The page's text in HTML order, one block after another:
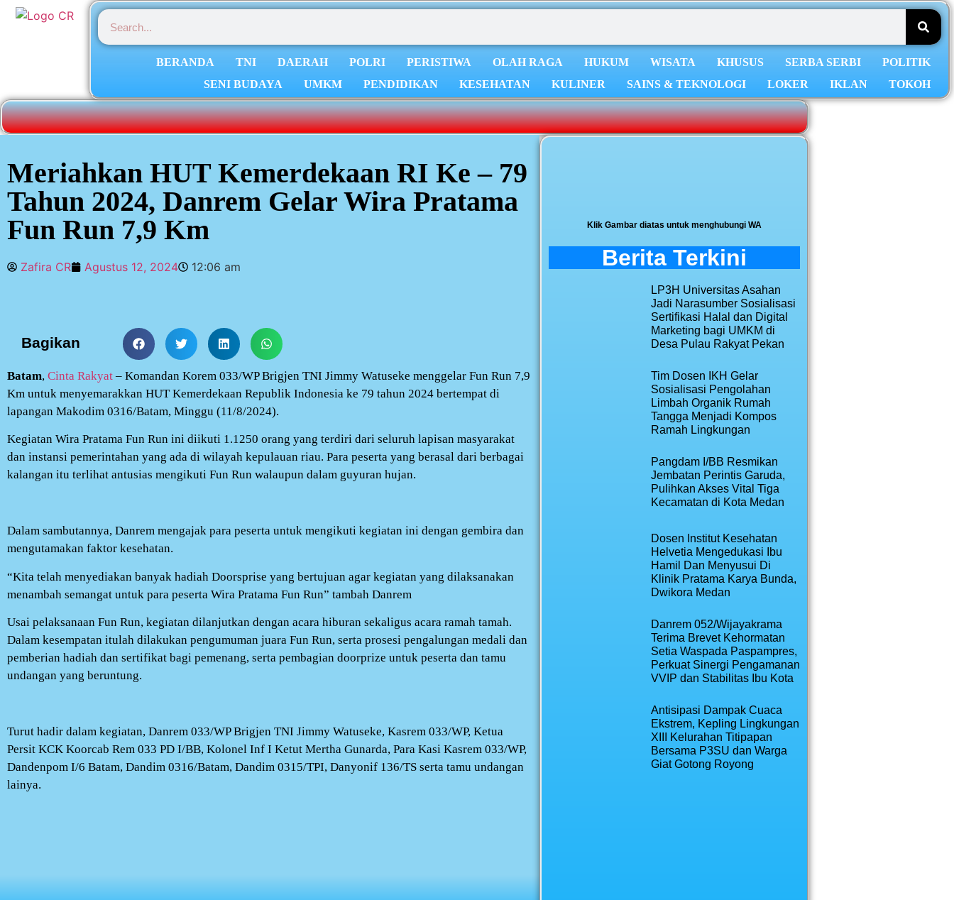
BERANDA TNI DAERAH POLRI PERISTIWA OLAH RAGA HUKUM WISATA KHUSUS SERBA SERBI
POLITIK
SENI BUDAYA
UMKM PENDIDIKAN KESEHATAN KULINER SAINS & TEKNOLOGI LOKER IKLAN TOKOH
Meriahkan HUT Kemerdekaan RI Ke – 79
Tahun 2024, Danrem Gelar Wira Pratama
Fun Run 7,9 Km
Zafira CR Agustus 12, 2024 12:06 am
Bagikan
Batam, Cinta Rakyat – Komandan Korem 033/WP Brigjen TNI Jimmy Watuseke menggelar Fun Run 7,9
Km untuk menyemarakkan HUT Kemerdekaan Republik Indonesia ke 79 tahun 2024 bertempat di
lapangan Makodim 0316/Batam, Minggu (11/8/2024).
Kegiatan Wira Pratama Fun Run ini diikuti 1.1250 orang yang terdiri dari seluruh lapisan masyarakat
dan instansi pemerintahan yang ada di wilayah kepulauan riau. Para peserta yang berasal dari berbagai
kalangan itu terlihat antusias mengikuti Fun Run walaupun dalam guyuran hujan.
Dalam sambutannya, Danrem mengajak para peserta untuk mengikuti kegiatan ini dengan gembira dan
mengutamakan faktor kesehatan.
“Kita telah menyediakan banyak hadiah Doorsprise yang bertujuan agar kegiatan yang dilaksanakan
menambah semangat untuk para peserta Wira Pratama Fun Run” tambah Danrem
Usai pelaksanaan Fun Run, kegiatan dilanjutkan dengan acara hiburan sekaligus acara ramah tamah.
Dalam kesempatan itulah dilakukan pengumuman juara Fun Run, serta prosesi pengalungan medali dan
pemberian hadiah dan sertifikat bagi pemenang, serta pembagian doorprize untuk peserta dan tamu
undangan yang beruntung.
Turut hadir dalam kegiatan, Danrem 033/WP Brigjen TNI Jimmy Watuseke, Kasrem 033/WP, Ketua
Persit KCK Koorcab Rem 033 PD I/BB, Kolonel Inf I Ketut Mertha Gunarda, Para Kasi Kasrem 033/WP,
Dandenpom I/6 Batam, Dandim 0316/Batam, Dandim 0315/TPI, Danyonif 136/TS serta tamu undangan
lainya.
Klik Gambar diatas untuk menghubungi WA
Berita Terkini
LP3H Universitas Asahan
Jadi Narasumber Sosialisasi
Sertifikasi Halal dan Digital
Marketing bagi UMKM di
Desa Pulau Rakyat Pekan
Tim Dosen IKH Gelar
Sosialisasi Pengolahan
Limbah Organik Rumah
Tangga Menjadi Kompos
Ramah Lingkungan
Pangdam I/BB Resmikan
Jembatan Perintis Garuda,
Pulihkan Akses Vital Tiga
Kecamatan di Kota Medan
Dosen Institut Kesehatan
Helvetia Mengedukasi Ibu
Hamil Dan Menyusui Di
Klinik Pratama Karya Bunda,
Dwikora Medan
Danrem 052/Wijayakrama
Terima Brevet Kehormatan
Setia Waspada Paspampres,
Perkuat Sinergi Pengamanan
VVIP dan Stabilitas Ibu Kota
Antisipasi Dampak Cuaca
Ekstrem, Kepling Lingkungan
XIII Kelurahan Titipapan
Bersama P3SU dan Warga
Giat Gotong Royong